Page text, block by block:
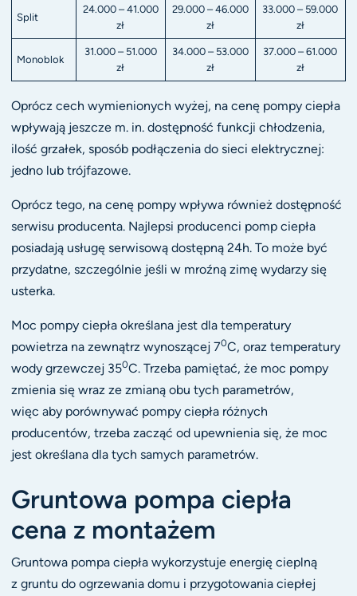
Split
24.000 – 41.000
zł
29.000 – 46.000
zł
33.000 – 59.000
zł
Monoblok
31.000 – 51.000
zł
34.000 – 53.000
zł
37.000 – 61.000
zł
Oprócz cech wymienionych wyżej, na cenę pompy ciepła
wpływają jeszcze m. in. dostępność funkcji chłodzenia,
ilość grzałek, sposób podłączenia do sieci elektrycznej:
jedno lub trójfazowe.
Oprócz tego, na cenę pompy wpływa również dostępność
serwisu producenta. Najlepsi producenci pomp ciepła
posiadają usługę serwisową dostępną 24h. To może być
przydatne, szczególnie jeśli w mroźną zimę wydarzy się
usterka.
Moc pompy ciepła określana jest dla temperatury
powietrza na zewnątrz wynoszącej 70C, oraz temperatury
wody grzewczej 350C. Trzeba pamiętać, że moc pompy
zmienia się wraz ze zmianą obu tych parametrów,
więc aby porównywać pompy ciepła różnych
producentów, trzeba zacząć od upewnienia się, że moc
jest określana dla tych samych parametrów.
Gruntowa pompa ciepła
cena z montażem
Gruntowa pompa ciepła wykorzystuje energię cieplną
z gruntu do ogrzewania domu i przygotowania ciepłej